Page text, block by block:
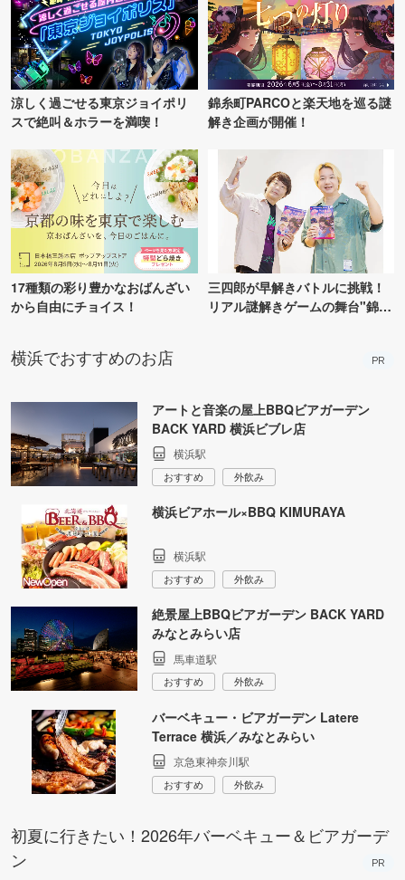
涼しく過ごせる東京ジョイポリ
スで絶叫＆ホラーを満喫！
錦糸町PARCOと楽天地を巡る謎
解き企画が開催！
17種類の彩り豊かなおばんざい
から自由にチョイス！
三四郎が早解きバトルに挑戦！
リアル謎解きゲームの舞台"錦糸
横浜でおすすめのお店 PR
アートと音楽の屋上BBQビアガーデン
BACK YARD 横浜ビブレ店
横浜駅
おすすめ 外飲み
横浜ビアホール×BBQ KIMURAYA
横浜駅
おすすめ 外飲み
絶景屋上BBQビアガーデン BACK YARD
みなとみらい店
馬車道駅
おすすめ 外飲み
バーベキュー・ビアガーデン Latere
Terrace 横浜／みなとみらい
京急東神奈川駅
おすすめ 外飲み
初夏に行きたい！2026年バーベキュー＆ビアガーデ
ン
PR